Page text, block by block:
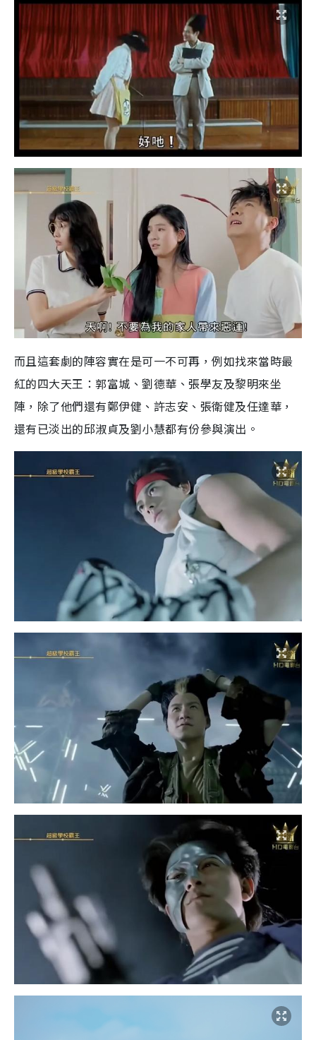
而且這套劇的陣容實在是可一不可再，例如找來當時最
紅的四大天王：郭富城、劉德華、張學友及黎明來坐
陣，除了他們還有鄭伊健、許志安、張衛健及任達華，
還有已淡出的邱淑貞及劉小慧都有份參與演出。